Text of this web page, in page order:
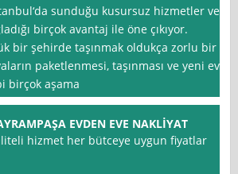
sunduğu kusursuz hizmetler ve
birçok avantaj ile öne çıkıyor.
bir şehirde taşınmak oldukça zorlu bir
paketlenmesi, taşınması ve yeni eve
birçok aşama
EVDEN EVE NAKLİYAT
hizmet her bütceye uygun fiyatlar